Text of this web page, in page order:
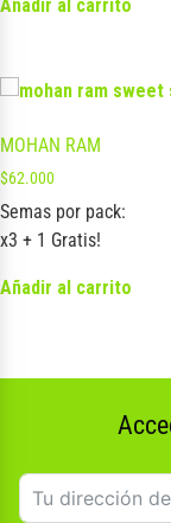
Añadir al carrito
MOHAN RAM
$62.000
Semas por pack:
x3 + 1 Gratis!
Añadir al carrito